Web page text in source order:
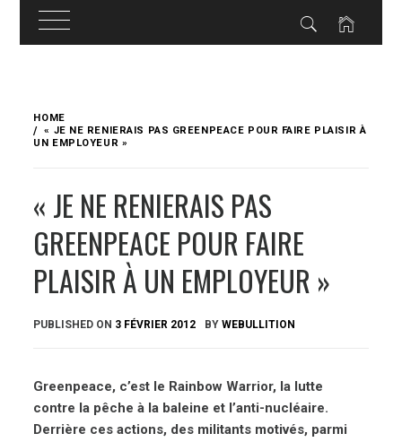
content
HOME
« JE NE RENIERAIS PAS GREENPEACE POUR FAIRE PLAISIR À
UN EMPLOYEUR »
« JE NE RENIERAIS PAS
GREENPEACE POUR FAIRE
PLAISIR À UN EMPLOYEUR »
PUBLISHED ON 3 FÉVRIER 2012 BYWEBULLITION
Greenpeace, c’est le Rainbow Warrior, la lutte
contre la pêche à la baleine et l’anti-nucléaire.
Derrière ces actions, des militants motivés, parmi